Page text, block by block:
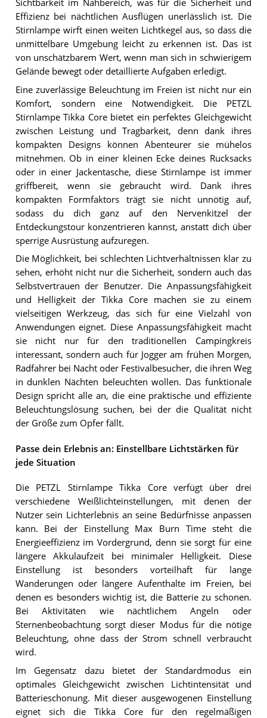
Sichtbarkeit im Nahbereich, was für die Sicherheit und
Effizienz bei nächtlichen Ausflügen unerlässlich ist. Die
Stirnlampe wirft einen weiten Lichtkegel aus, so dass die
unmittelbare Umgebung leicht zu erkennen ist. Das ist
von unschätzbarem Wert, wenn man sich in schwierigem
Gelände bewegt oder detaillierte Aufgaben erledigt.
Eine zuverlässige Beleuchtung im Freien ist nicht nur ein
Komfort, sondern eine Notwendigkeit. Die PETZL
Stirnlampe Tikka Core bietet ein perfektes Gleichgewicht
zwischen Leistung und Tragbarkeit, denn dank ihres
kompakten Designs können Abenteurer sie mühelos
mitnehmen. Ob in einer kleinen Ecke deines Rucksacks
oder in einer Jackentasche, diese Stirnlampe ist immer
griffbereit, wenn sie gebraucht wird. Dank ihres
kompakten Formfaktors trägt sie nicht unnötig auf,
sodass du dich ganz auf den Nervenkitzel der
Entdeckungstour konzentrieren kannst, anstatt dich über
sperrige Ausrüstung aufzuregen.
Die Möglichkeit, bei schlechten Lichtverhältnissen klar zu
sehen, erhöht nicht nur die Sicherheit, sondern auch das
Selbstvertrauen der Benutzer. Die Anpassungsfähigkeit
und Helligkeit der Tikka Core machen sie zu einem
vielseitigen Werkzeug, das sich für eine Vielzahl von
Anwendungen eignet. Diese Anpassungsfähigkeit macht
sie nicht nur für den traditionellen Campingkreis
interessant, sondern auch für Jogger am frühen Morgen,
Radfahrer bei Nacht oder Festivalbesucher, die ihren Weg
in dunklen Nächten beleuchten wollen. Das funktionale
Design spricht alle an, die eine praktische und effiziente
Beleuchtungslösung suchen, bei der die Qualität nicht
der Größe zum Opfer fällt.
Passe dein Erlebnis an: Einstellbare Lichtstärken für
jede Situation
Die PETZL Stirnlampe Tikka Core verfügt über drei
verschiedene Weißlichteinstellungen, mit denen der
Nutzer sein Lichterlebnis an seine Bedürfnisse anpassen
kann. Bei der Einstellung Max Burn Time steht die
Energieeffizienz im Vordergrund, denn sie sorgt für eine
längere Akkulaufzeit bei minimaler Helligkeit. Diese
Einstellung ist besonders vorteilhaft für lange
Wanderungen oder längere Aufenthalte im Freien, bei
denen es besonders wichtig ist, die Batterie zu schonen.
Bei Aktivitäten wie nächtlichem Angeln oder
Sternenbeobachtung sorgt dieser Modus für die nötige
Beleuchtung, ohne dass der Strom schnell verbraucht
wird.
Im Gegensatz dazu bietet der Standardmodus ein
optimales Gleichgewicht zwischen Lichtintensität und
Batterieschonung. Mit dieser ausgewogenen Einstellung
eignet sich die Tikka Core für den regelmäßigen